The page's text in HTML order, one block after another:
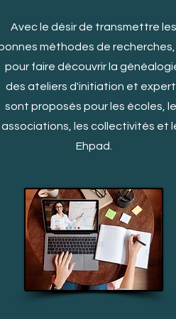
Avec le désir de transmettre les
bonnes méthodes de
pour faire découvrir la
des ateliers d'initiation et
sont proposés pour les écoles,
associations, les collectivités et
Ehpad.